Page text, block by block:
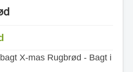
X-mas Rugbrød - Bagt i